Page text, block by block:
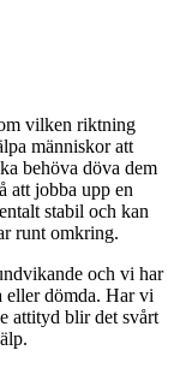
vilken riktning
människor att
behöva döva dem
att jobba upp en
stabil och kan
runt omkring.
och vi har
eller dömda. Har vi
attityd blir det svårt